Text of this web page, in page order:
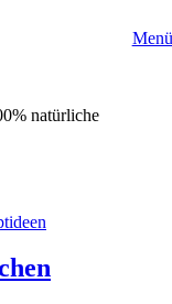
Menü